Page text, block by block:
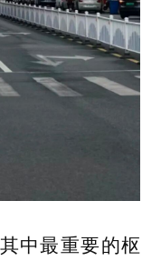
中最重要的枢